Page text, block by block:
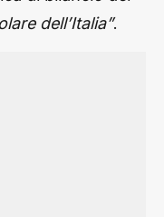
dell’Italia”.